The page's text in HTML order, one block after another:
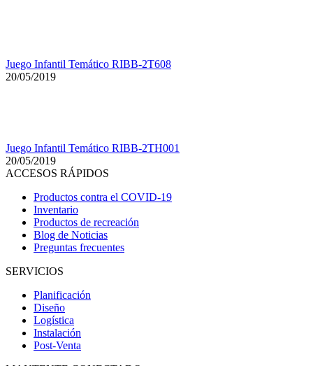
Juego Infantil Temático RIBB-2T608
20/05/2019
Juego Infantil Temático RIBB-2TH001
20/05/2019
ACCESOS RÁPIDOS
Productos contra el COVID-19
Inventario
Productos de recreación
Blog de Noticias
Preguntas frecuentes
SERVICIOS
Planificación
Diseño
Logística
Instalación
Post-Venta